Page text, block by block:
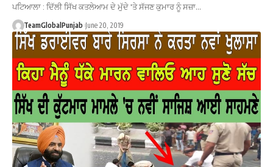
ਪਟਿਆਲਾ : ਦਿੱਲੀ ਸਿੱਖ ਕਤਲੇਆਮ ਦੇ ਮੁੱਦੇ 'ਤੇ ਸੱਜਣ ਕੁਮਾਰ ਨੂੰ ਸਜ਼ਾ…
TeamGlobalPunjab June 20, 2019